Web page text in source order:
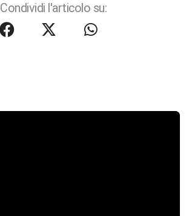
Condividi l'articolo su: